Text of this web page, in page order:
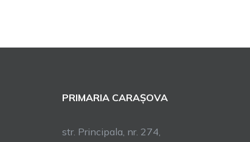
PRIMARIA CARAȘOVA
str. Principala, nr. 274,